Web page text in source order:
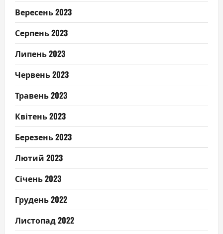
Вересень 2023
Серпень 2023
Липень 2023
Червень 2023
Травень 2023
Квітень 2023
Березень 2023
Лютий 2023
Січень 2023
Грудень 2022
Листопад 2022